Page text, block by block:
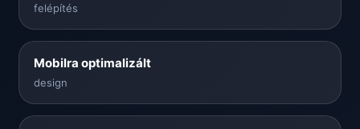
felépítés
Mobilra optimalizált
design